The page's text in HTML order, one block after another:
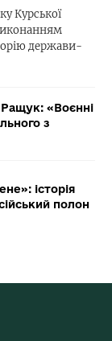
Курської
держави-
«Воєнні
з
історія
полон